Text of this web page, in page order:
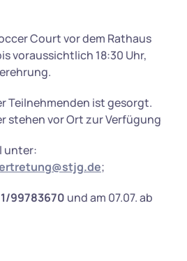
Court vor dem Rathaus
voraussichtlich 18:30 Uhr,
Teilnehmenden ist gesorgt.
stehen vor Ort zur Verfügung
unter:
;
99783670 und am 07.07. ab